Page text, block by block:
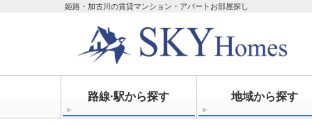
姫路・加古川の賃貸マンション・アパートお部屋探し
路線·駅から探す 地域から探す